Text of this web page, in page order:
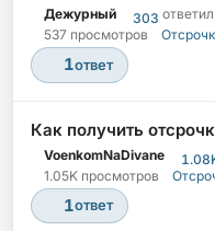
Дежурный 303
537 просмотров
1ответ
Как получить
VoenkomNaDivane
1.05K просмотров
1ответ